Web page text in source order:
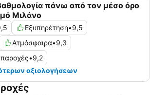
πάνω από τον μέσο όρο
Μιλάνο
Εξυπηρέτηση•9,5
Ατμόσφαιρα•9,3
•9,2
αξιολογήσεων